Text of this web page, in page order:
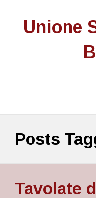
Unione
Posts
Tavolate